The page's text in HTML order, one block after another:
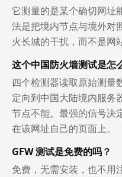
它测量的是某个确切网址
法是把境内节点与境外对
火长城的干扰，而不是网
这个中国防火墙测试是怎
四个检测器读取原始测量
定向到中国大陆境内服务
节点不能。最强的信号决
在该网址自己的页面上。
GFW 测试是免费的吗？
免费，无需安装，也不用